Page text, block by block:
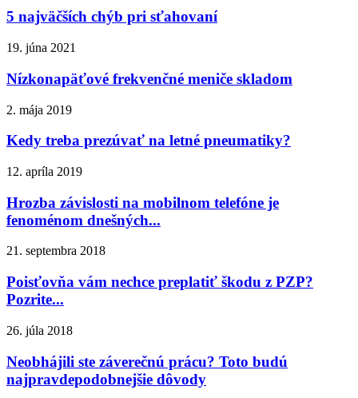
5 najväčších chýb pri sťahovaní
19. júna 2021
Nízkonapäťové frekvenčné meniče skladom
2. mája 2019
Kedy treba prezúvať na letné pneumatiky?
12. apríla 2019
Hrozba závislosti na mobilnom telefóne je
fenoménom dnešných...
21. septembra 2018
Poisťovňa vám nechce preplatiť škodu z PZP?
Pozrite...
26. júla 2018
Neobhájili ste záverečnú prácu? Toto budú
najpravdepodobnejšie dôvody